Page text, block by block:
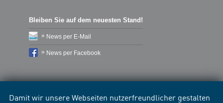
Damit wir unsere Webseiten nutzerfreundlicher gestalten
Bleiben Sie auf dem neuesten Stand!
News per E-Mail
News per Facebook